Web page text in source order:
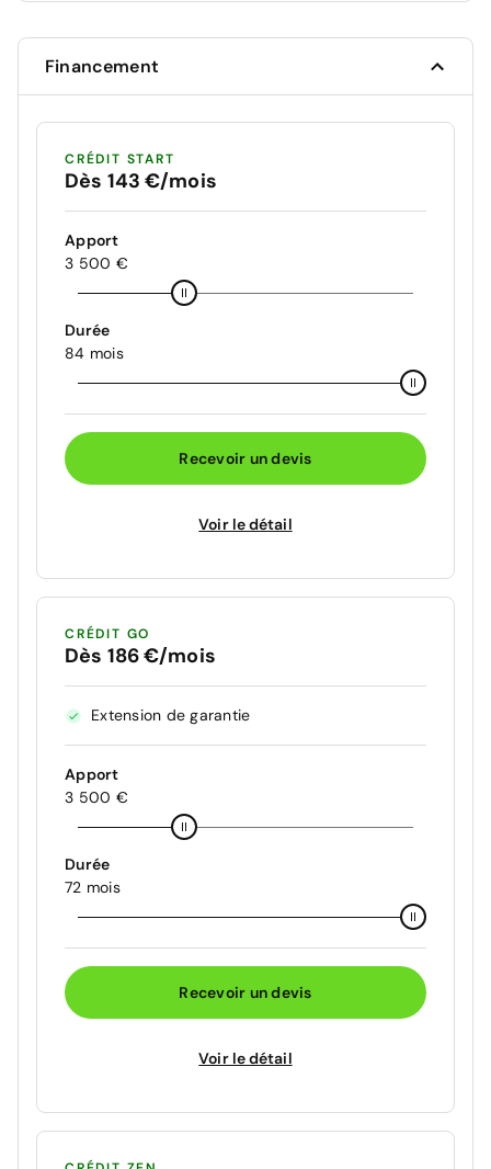
Financement
CRÉDIT START
Dès 143 €/mois
Apport
3 500 €
Durée
84 mois
Recevoir un devis
Voir le détail
CRÉDIT GO
Dès 186 €/mois
Extension de garantie
Apport
3 500 €
Durée
72 mois
Recevoir un devis
Voir le détail